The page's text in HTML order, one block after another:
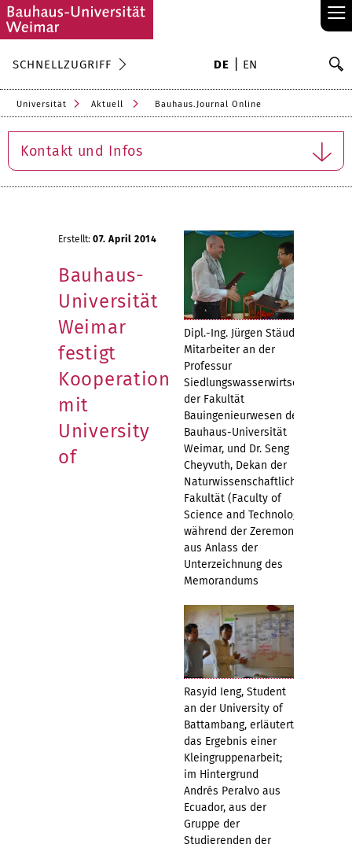
≡
SCHNELLZUGRIFF DE EN
Universität Aktuell Bauhaus.Journal Online
Kontakt und Infos
Dipl.-Ing. Jürgen Stäudel,
Mitarbeiter an der
Professur
Siedlungswasserwirtschaft
der Fakultät
Bauingenieurwesen der
Bauhaus-Universität
Weimar, und Dr. Seng
Cheyvuth, Dekan der
Naturwissenschaftlichen
Fakultät (Faculty of
Science and Technology),
während der Zeremonie
aus Anlass der
Unterzeichnung des
Memorandums
Rasyid Ieng, Student
an der University of
Battambang, erläutert
das Ergebnis einer
Kleingruppenarbeit;
im Hintergrund
Andrés Peralvo aus
Ecuador, aus der
Gruppe der
Studierenden der
Erstellt: 07. April 2014
Bauhaus-
Universität
Weimar
festigt
Kooperation
mit
University
of